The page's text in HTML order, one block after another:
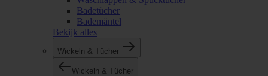
Badetücher
Bademäntel
Bekijk alles
Wickeln & Tücher
Wickeln & Tücher